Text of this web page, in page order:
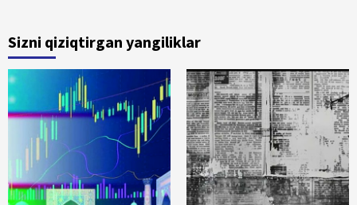
Sizni qiziqtirgan yangiliklar